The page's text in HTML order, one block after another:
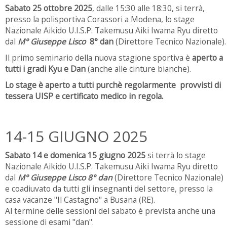
Sabato 25 ottobre 2025, dalle 15:30 alle 18:30, si terrà,
presso la polisportiva Corassori a Modena, lo stage
Nazionale Aikido U.I.S.P. Takemusu Aiki Iwama Ryu diretto
dal M° Giuseppe Lisco 8° dan(Direttore Tecnico Nazionale).
Il primo seminario della nuova stagione sportiva è aperto a
tutti i gradi Kyu e Dan(anche alle cinture bianche).
Lo stage è aperto a tutti purchè regolarmente provvisti di
tessera UISP e certificato medico in regola.
14-15 GIUGNO 2025
Sabato 14 e domenica 15 giugno 2025si terrà lo stage
Nazionale Aikido U.I.S.P. Takemusu Aiki Iwama Ryu diretto
dal M° Giuseppe Lisco 8° dan(Direttore Tecnico Nazionale)
e coadiuvato da tutti gli insegnanti del settore, presso la
casa vacanze "Il Castagno" a Busana (RE).
Al termine delle sessioni del sabato è prevista anche una
sessione di esami "dan".